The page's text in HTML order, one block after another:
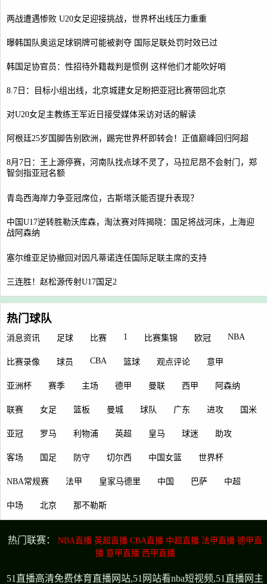
两战遭遇惨败 U20女足迎接挑战，世界杯出线压力重重
曝韩国队奥运足球铜牌可能被剥夺 国际足联处罚时效已过
韩国足协官员：性招待外籍裁判是惯例 这样他们才能吹好哨
8.7日：目标小组出线，北京城建女足盼把亚冠比赛带回北京
对U20女足主教练王军近日接受媒体采访对话的解读
阿根廷25岁国脚告别欧洲，踢完世界杯即转会！正值巅峰回归阿超
8月7日：王上源停赛，河南队找点球不灵了，马拉尼昂不会射门，郑
智剑指亚冠名额
青岛西海岸力争亚冠席位，古斯塔沃能否提升表现？
中国U17逆转胜勒沃库森，淘汰赛对阵揭晓：国足将战河床，上海迎
战阿森纳
塞尔维亚足协撤回对因凡蒂诺连任国际足联主席的支持
三连胜！赵松源传射U17国足2
热门球队
消息资讯 足球 比赛 1 比赛集锦 欧冠 NBA
比赛录像 球员 CBA 篮球 观点评论 意甲
亚洲杯 赛季 主场 德甲 曼联 西甲 阿森纳
联赛 女足 篮板 曼城 球队 广东 进攻 国米
亚冠 罗马 利物浦 英超 皇马 球迷 助攻
客场 国足 防守 切尔西 中国女篮 世界杯
NBA常规赛 法甲 皇家马德里 中国 巴萨 中超
中场 北京 那不勒斯
热门联赛： NBA直播 英超直播 CBA直播 中超直播 法甲直播 德甲直
播 意甲直播 西甲直播
51直播高清免费体育直播网站,51网站看nba短视频,51直播网主